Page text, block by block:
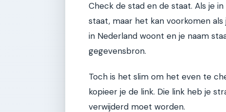
Check de stad en de staat. Als je
staat, maar het kan voorkomen
in Nederland woont en je naam
gegevensbron.
Toch is het slim om het even te
kopieer je de link. Die link heb je
verwijderd moet worden.